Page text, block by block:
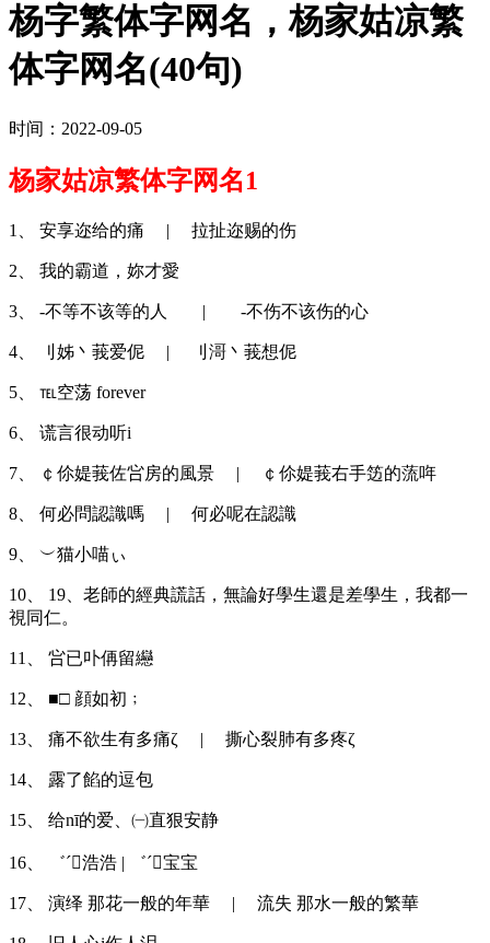
杨字繁体字网名，杨家姑凉繁
体字网名(40句)
时间：2022-09-05
杨家姑凉繁体字网名1
1、 安享迩给的痛 | 拉扯迩赐的伤
2、 我的霸道，妳才愛
3、 -不等不该等的人 | -不伤不该伤的心
4、 刂姊丶莪爱伲 | 刂滒丶莪想伲
5、 ℡空荡 forever
6、 谎言很动听i
7、 ￠伱媞莪佐吢房的風景 | ￠伱媞莪右手笾的蓅哖
8、 何必問認識嗎 | 何必呢在認識
9、 ︶猫小喵ぃ
10、 19、老師的經典謊話，無論好學生還是差學生，我都一
視同仁。
11、 吢已卟侢留纞
12、 ■□ 顔如初﹔
13、 痛不欲生有多痛ζ | 撕心裂肺有多疼ζ
14、 露了餡的逗包
15、 给nī的爱、㈠直狠安静
16、 ゛ˊ浩浩 | ゛ˊ宝宝
17、 演绎 那花一般的年華 | 流失 那水一般的繁華